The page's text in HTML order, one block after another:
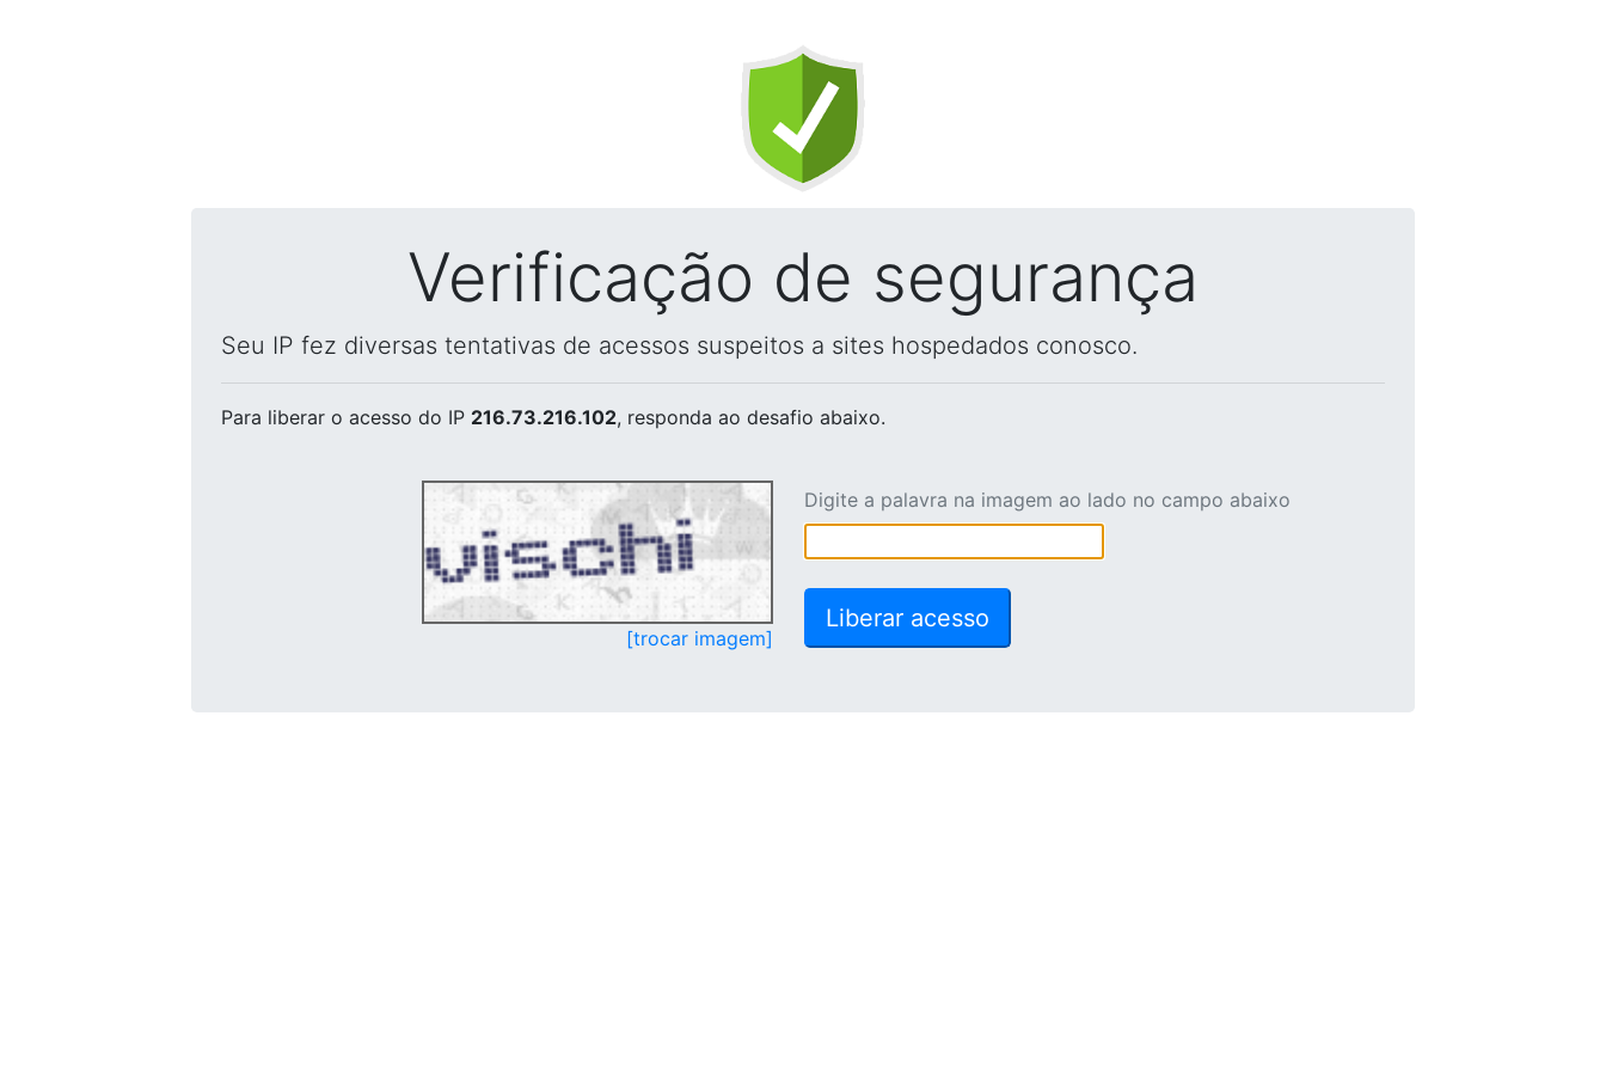
Verificação de segurança
Seu IP fez diversas tentativas de acessos suspeitos a sites hospedados conosco.
Para liberar o acesso do IP 216.73.216.102, responda ao desafio abaixo.
[trocar imagem]
Digite a palavra na imagem ao lado no campo abaixo